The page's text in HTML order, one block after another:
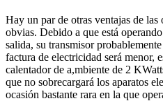
Hay un par de otras ventajas de
obvias. Debido a que está
salida, su transmisor
factura de electricidad será menor,
calentador de a,mbiente de 2
que no sobrecargará los aparatos
ocasión bastante rara en la que